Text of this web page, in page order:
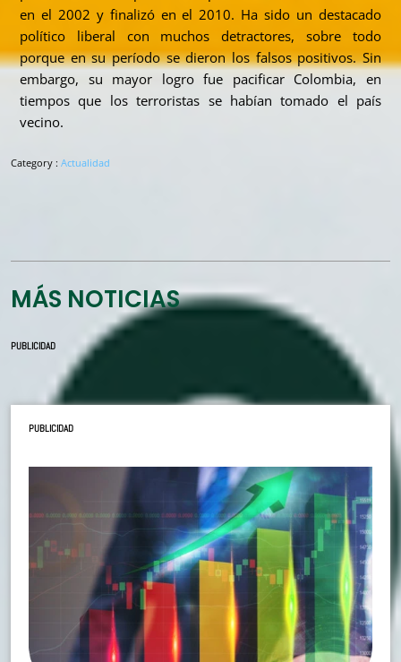
en el 2002 y finalizó en el 2010. Ha sido un destacado
político liberal con muchos detractores, sobre todo
porque en su período se dieron los falsos positivos. Sin
embargo, su mayor logro fue pacificar Colombia, en
tiempos que los terroristas se habían tomado el país
vecino.
Category : Actualidad
MÁS NOTICIAS
PUBLICIDAD
PUBLICIDAD